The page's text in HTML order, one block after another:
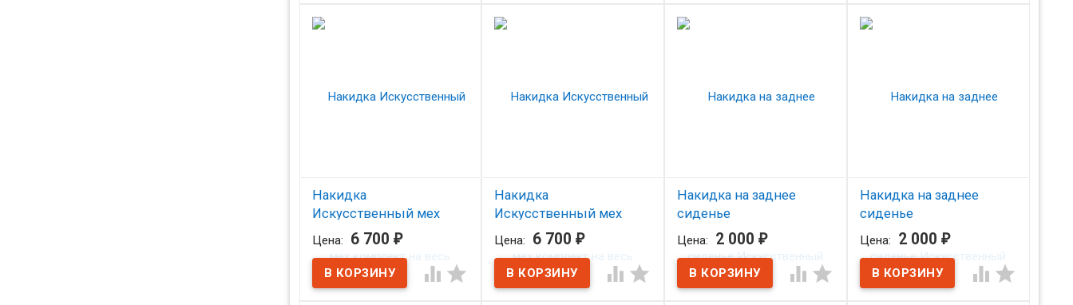
Накидка
Искусственный мех
комплект на весь салон/
белый
В наличии
Цена: 6 700 ₽
 
Накидка
Искусственный мех
комплект на весь салон/
тем.беж
В наличии
Цена: 6 700₽
 
Накидка на заднее
сиденье
Искусственный мех/
тем.беж
В наличии
Цена: 2 000 ₽
 
Накидка на заднее
сиденье
Искусственный мех/
черный
В наличии
Цена: 2 000 ₽
 